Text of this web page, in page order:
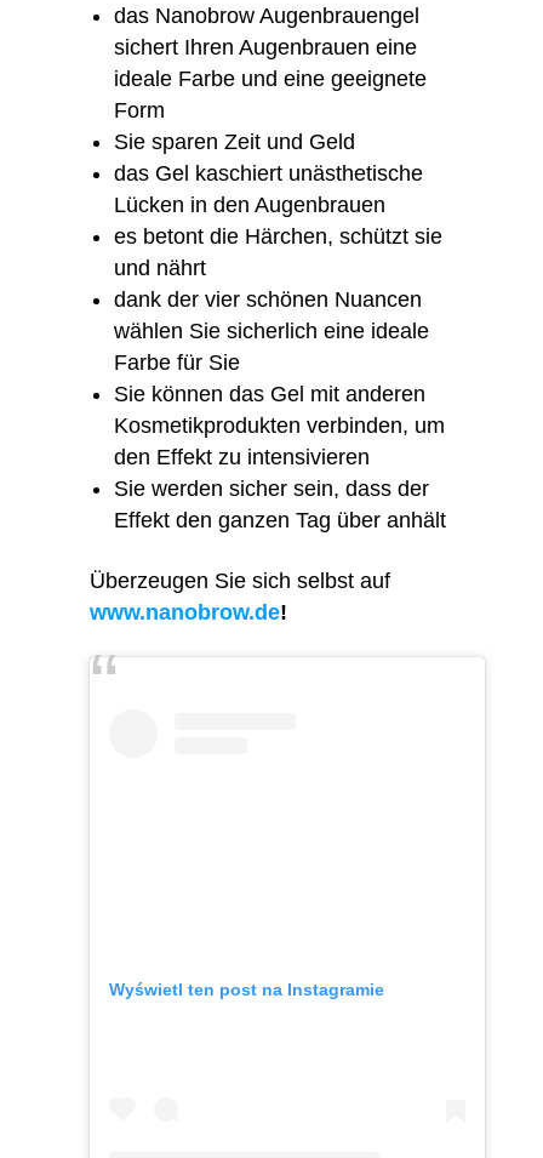
das Nanobrow Augenbrauengel
sichert Ihren Augenbrauen eine
ideale Farbe und eine geeignete
Form
Sie sparen Zeit und Geld
das Gel kaschiert unästhetische
Lücken in den Augenbrauen
es betont die Härchen, schützt sie
und nährt
dank der vier schönen Nuancen
wählen Sie sicherlich eine ideale
Farbe für Sie
Sie können das Gel mit anderen
Kosmetikprodukten verbinden, um
den Effekt zu intensivieren
Sie werden sicher sein, dass der
Effekt den ganzen Tag über anhält
Überzeugen Sie sich selbst auf
www.nanobrow.de!
Wyświetl ten post na Instagramie